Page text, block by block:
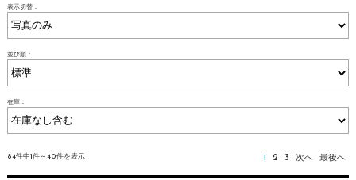
表示切替：
並び順：
在庫：
84件中1件～40件を表示 1 2 3 次へ 最後へ